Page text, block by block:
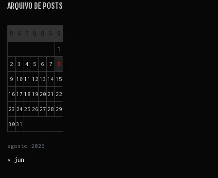
ARQUIVO DE POSTS
agosto 2026
D S T Q Q S S
1
2 3 4 5 6 7 8
9 10 11 12 13 14 15
16 17 18 19 20 21 22
23 24 25 26 27 28 29
30 31
« jun